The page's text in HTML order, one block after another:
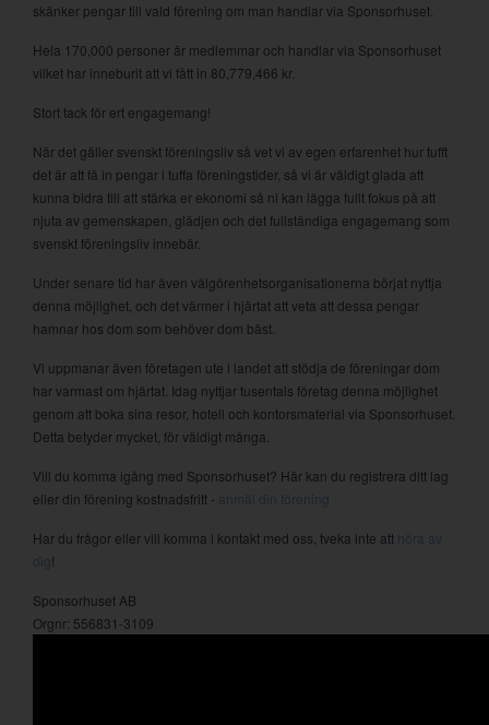
skänker pengar till vald förening om man handlar via Sponsorhuset.
Hela 170,000 personer är medlemmar och handlar via Sponsorhuset
vilket har inneburit att vi fått in 80,779,466 kr.
Stort tack för ert engagemang!
När det gäller svenskt föreningsliv så vet vi av egen erfarenhet hur tufft
det är att få in pengar i tuffa föreningstider, så vi är väldigt glada att
kunna bidra till att stärka er ekonomi så ni kan lägga fullt fokus på att
njuta av gemenskapen, glädjen och det fullständiga engagemang som
svenskt föreningsliv innebär.
Under senare tid har även välgörenhetsorganisationerna börjat nyttja
denna möjlighet, och det värmer i hjärtat att veta att dessa pengar
hamnar hos dom som behöver dom bäst.
Vi uppmanar även företagen ute i landet att stödja de föreningar dom
har varmast om hjärtat. Idag nyttjar tusentals företag denna möjlighet
genom att boka sina resor, hotell och kontorsmaterial via Sponsorhuset.
Detta betyder mycket, för väldigt många.
Vill du komma igång med Sponsorhuset? Här kan du registrera ditt lag
eller din förening kostnadsfritt -
anmäl din förening
Har du frågor eller vill komma i kontakt med oss, tveka inte att höra av
!
Sponsorhuset AB
Orgnr: 556831-3109